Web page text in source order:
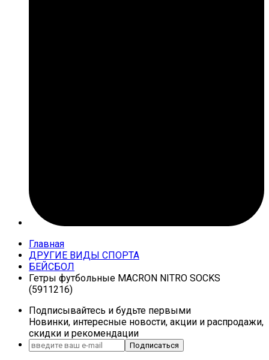
Главная
ДРУГИЕ ВИДЫ СПОРТА
БЕЙСБОЛ
Гетры футбольные MACRON NITRO SOCKS
(5911216)
Подписывайтесь и будьте первыми
Новинки, интересные новости, акции и распродажи,
скидки и рекомендации
Подписаться